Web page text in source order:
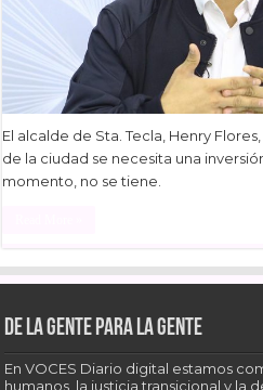
El alcalde de Sta. Tecla, Henry
de la ciudad se necesita una
momento, no se tiene.
De la gente para la gente
En VOCES Diario digital estamos
humanos, la justicia transicional y la